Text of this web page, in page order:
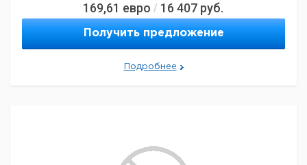
169,61 евро / 16 407 руб.
Получить предложение
Подробнее